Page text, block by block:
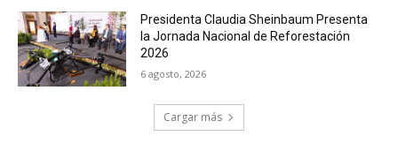
Presidenta Claudia Sheinbaum Presenta
la Jornada Nacional de Reforestación
2026
6 agosto, 2026
Cargar más